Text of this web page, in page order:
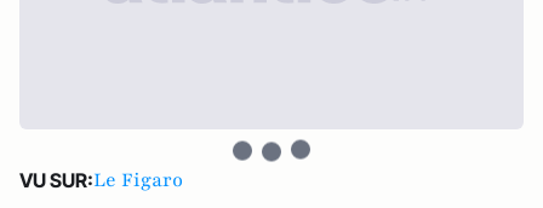
VU SUR:Le Figaro